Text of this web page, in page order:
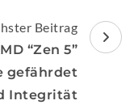
Beitrag
“Zen 5”
gefährdet
Integrität